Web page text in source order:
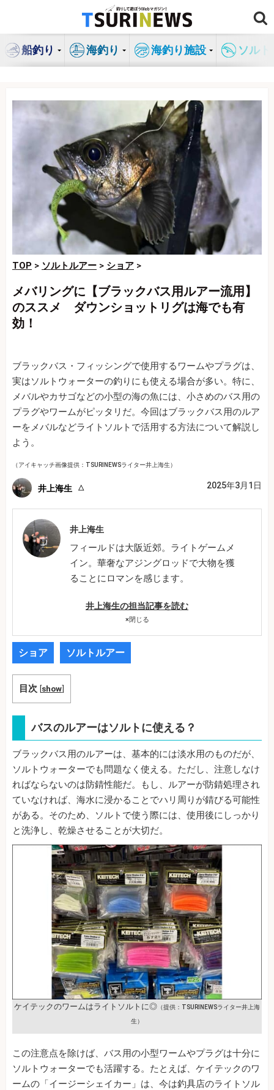
ン
船釣り 海釣り 海釣り施設 ソル
TOP > ソルトルアー > ショア >
メバリングに【ブラックバス用ルアー流用】
のススメ ダウンショットリグは海でも有
効！
ブラックバス・フィッシングで使用するワームやプラグは、
実はソルトウォーターの釣りにも使える場合が多い。特に、
メバルやカサゴなどの小型の海の魚には、小さめのバス用の
プラグやワームがピッタリだ。今回はブラックバス用のルア
ーをメバルなどライトソルトで活用する方法について解説し
よう。
（アイキャッチ画像提供：TSURINEWSライター井上海生）
井上海生 2025年3月1日
井上海生
フィールドは大阪近郊。ライトゲームメ
イン。華奢なアジングロッドで大物を獲
ることにロマンを感じます。
井上海生の担当記事を読む
×閉じる
ショア ソルトルアー
目次 [show]
バスのルアーはソルトに使える？
ブラックバス用のルアーは、基本的には淡水用のものだが、
ソルトウォーターでも問題なく使える。ただし、注意しなけ
ればならないのは防錆性能だ。もし、ルアーが防錆処理され
ていなければ、海水に浸かることでハリ周りが錆びる可能性
がある。そのため、ソルトで使う際には、使用後にしっかり
と洗浄し、乾燥させることが大切だ。
ケイテックのワームはライトソルトに◎ （提供：TSURINEWSライター井上海
生）
この注意点を除けば、バス用の小型ワームやプラグは十分に
ソルトウォーターでも活躍する。たとえば、ケイテックのワ
ームの「イージーシェイカー」は、今は釣具店のライトソル